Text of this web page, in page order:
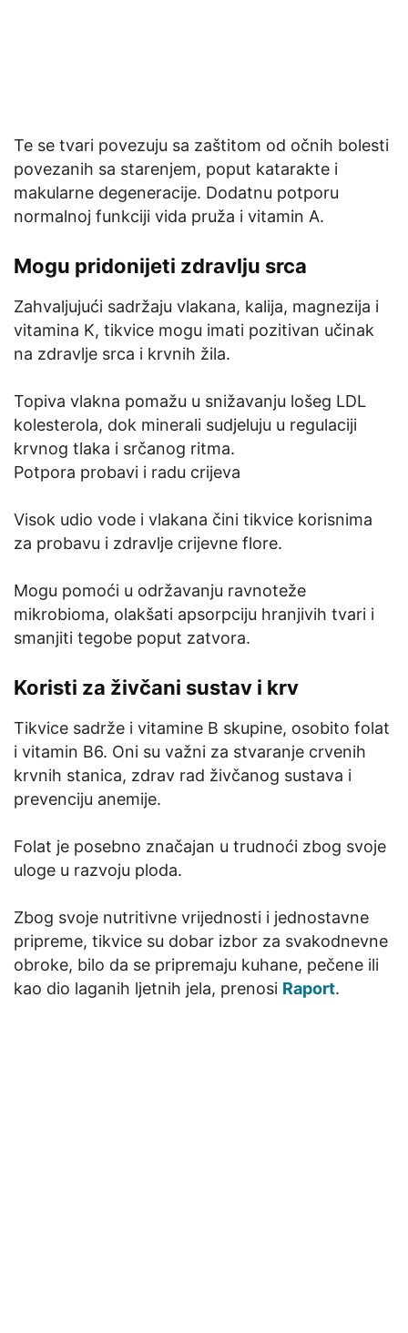
Te se tvari povezuju sa zaštitom od očnih bolesti
povezanih sa starenjem, poput katarakte i
makularne degeneracije. Dodatnu potporu
normalnoj funkciji vida pruža i vitamin A.
Mogu pridonijeti zdravlju srca
Zahvaljujući sadržaju vlakana, kalija, magnezija i
vitamina K, tikvice mogu imati pozitivan učinak
na zdravlje srca i krvnih žila.
Topiva vlakna pomažu u snižavanju lošeg LDL
kolesterola, dok minerali sudjeluju u regulaciji
krvnog tlaka i srčanog ritma.
Potpora probavi i radu crijeva
Visok udio vode i vlakana čini tikvice korisnima
za probavu i zdravlje crijevne flore.
Mogu pomoći u održavanju ravnoteže
mikrobioma, olakšati apsorpciju hranjivih tvari i
smanjiti tegobe poput zatvora.
Koristi za živčani sustav i krv
Tikvice sadrže i vitamine B skupine, osobito folat
i vitamin B6. Oni su važni za stvaranje crvenih
krvnih stanica, zdrav rad živčanog sustava i
prevenciju anemije.
Folat je posebno značajan u trudnoći zbog svoje
uloge u razvoju ploda.
Zbog svoje nutritivne vrijednosti i jednostavne
pripreme, tikvice su dobar izbor za svakodnevne
obroke, bilo da se pripremaju kuhane, pečene ili
kao dio laganih ljetnih jela, prenosi Raport.